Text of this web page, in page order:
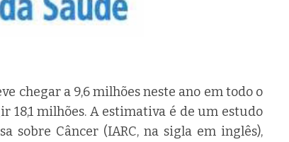
chegar a 9,6 milhões neste ano em todo o
18,1 milhões. A estimativa é de um estudo
sobre Câncer (IARC, na sigla em inglês),